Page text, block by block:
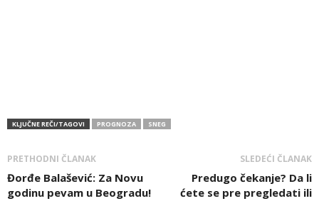
KLJUČNE REČI/TAGOVI PROGNOZA SNEG
PRETHODNI ČLANAK
Đorđe Balašević: Za Novu
godinu pevam u Beogradu!
SLEDEĆI ČLANAK
Predugo čekanje? Da li
ćete se pre pregledati ili